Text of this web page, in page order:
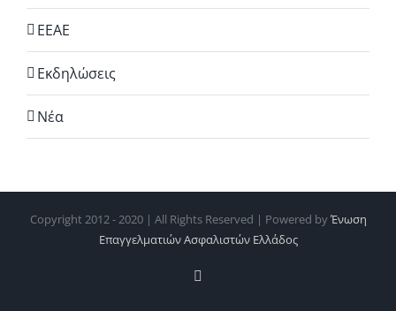
ΕΕΑΕ
Εκδηλώσεις
Νέα
Copyright 2012 - 2020 | All Rights Reserved | Powered byΈνωση
Επαγγελματιών Ασφαλιστών Ελλάδος